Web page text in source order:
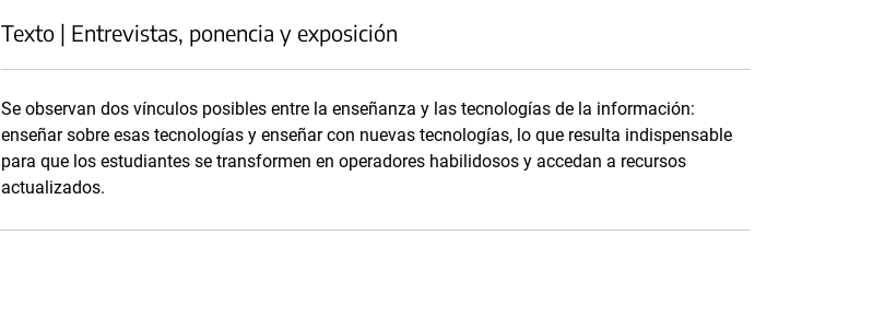
Texto | Entrevistas, ponencia y exposición
Se observan dos vínculos posibles entre la enseñanza y las tecnologías de la información:
enseñar sobre esas tecnologías y enseñar con nuevas tecnologías, lo que resulta indispensable
para que los estudiantes se transformen en operadores habilidosos y accedan a recursos
actualizados.